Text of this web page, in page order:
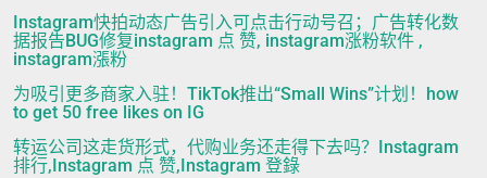
Instagram快拍动态广告引入可点击行动号召；广告转化数
据报告BUG修复instagram 点 赞, instagram涨粉软件 ,
instagram漲粉
为吸引更多商家入驻！TikTok推出“Small Wins”计划！how
to get 50 free likes on IG
转运公司这走货形式，代购业务还走得下去吗？Instagram
排行,Instagram 点 赞,Instagram 登錄